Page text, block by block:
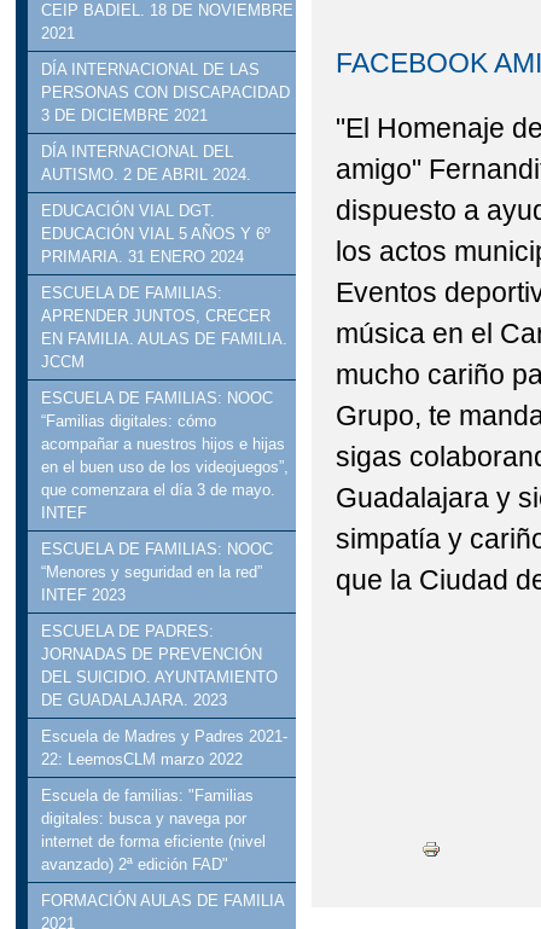
CEIP BADIEL. 18 DE NOVIEMBRE
2021
DÍA INTERNACIONAL DE LAS
PERSONAS CON DISCAPACIDAD
3 DE DICIEMBRE 2021
DÍA INTERNACIONAL DEL
AUTISMO. 2 DE ABRIL 2024.
EDUCACIÓN VIAL DGT.
EDUCACIÓN VIAL 5 AÑOS Y 6º
PRIMARIA. 31 ENERO 2024
ESCUELA DE FAMILIAS:
APRENDER JUNTOS, CRECER
EN FAMILIA. AULAS DE FAMILIA.
JCCM
ESCUELA DE FAMILIAS: NOOC
“Familias digitales: cómo
acompañar a nuestros hijos e hijas
en el buen uso de los videojuegos”,
que comenzara el día 3 de mayo.
INTEF
ESCUELA DE FAMILIAS: NOOC
“Menores y seguridad en la red”
INTEF 2023
ESCUELA DE PADRES:
JORNADAS DE PREVENCIÓN
DEL SUICIDIO. AYUNTAMIENTO
DE GUADALAJARA. 2023
Escuela de Madres y Padres 2021-
22: LeemosCLM marzo 2022
Escuela de familias: "Familias
digitales: busca y navega por
internet de forma eficiente (nivel
avanzado) 2ª edición FAD"
FORMACIÓN AULAS DE FAMILIA
2021
FACEBOOK
"El Homenaje
amigo"
dispuesto a
los actos
Eventos
música en el
mucho cariño
Grupo, te
sigas
Guadalajara y
simpatía y
que la Ciudad